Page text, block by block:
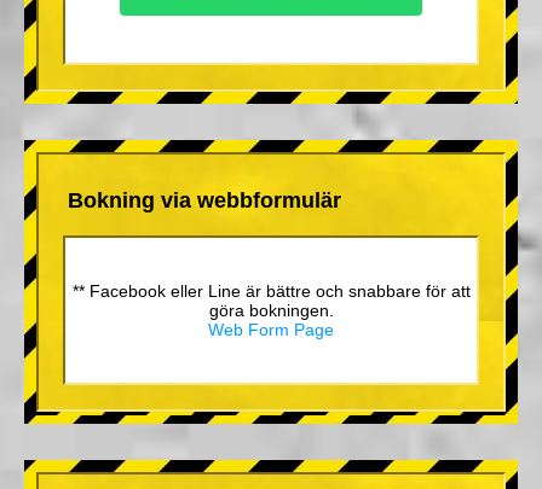
Bokning via webbformulär
** Facebook eller Line är bättre och snabbare för att
göra bokningen.
Web Form Page